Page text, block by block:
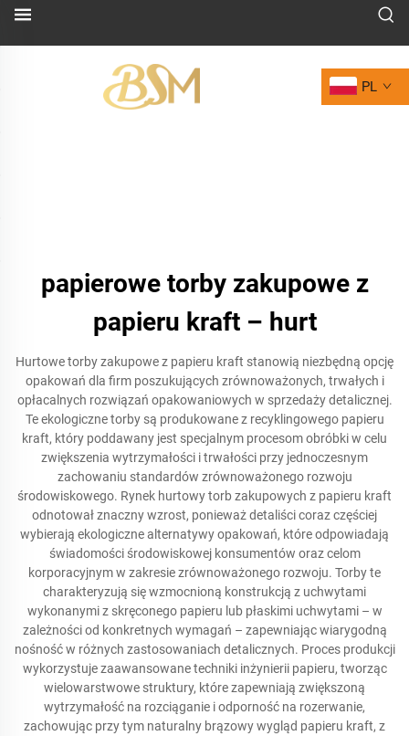
PL
papierowe torby zakupowe z
papieru kraft – hurt
Hurtowe torby zakupowe z papieru kraft stanowią niezbędną opcję
opakowań dla firm poszukujących zrównoważonych, trwałych i
opłacalnych rozwiązań opakowaniowych w sprzedaży detalicznej.
Te ekologiczne torby są produkowane z recyklingowego papieru
kraft, który poddawany jest specjalnym procesom obróbki w celu
zwiększenia wytrzymałości i trwałości przy jednoczesnym
zachowaniu standardów zrównoważonego rozwoju
środowiskowego. Rynek hurtowy torb zakupowych z papieru kraft
odnotował znaczny wzrost, ponieważ detaliści coraz częściej
wybierają ekologiczne alternatywy opakowań, które odpowiadają
świadomości środowiskowej konsumentów oraz celom
korporacyjnym w zakresie zrównoważonego rozwoju. Torby te
charakteryzują się wzmocnioną konstrukcją z uchwytami
wykonanymi z skręconego papieru lub płaskimi uchwytami – w
zależności od konkretnych wymagań – zapewniając wiarygodną
nośność w różnych zastosowaniach detalicznych. Proces produkcji
wykorzystuje zaawansowane techniki inżynierii papieru, tworząc
wielowarstwowe struktury, które zapewniają zwiększoną
wytrzymałość na rozciąganie i odporność na rozerwanie,
zachowując przy tym naturalny brązowy wygląd papieru kraft, z